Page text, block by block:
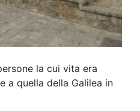
la cui vita era
a quella della Galilea in